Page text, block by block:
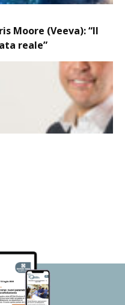
Moore (Veeva): “Il
reale”